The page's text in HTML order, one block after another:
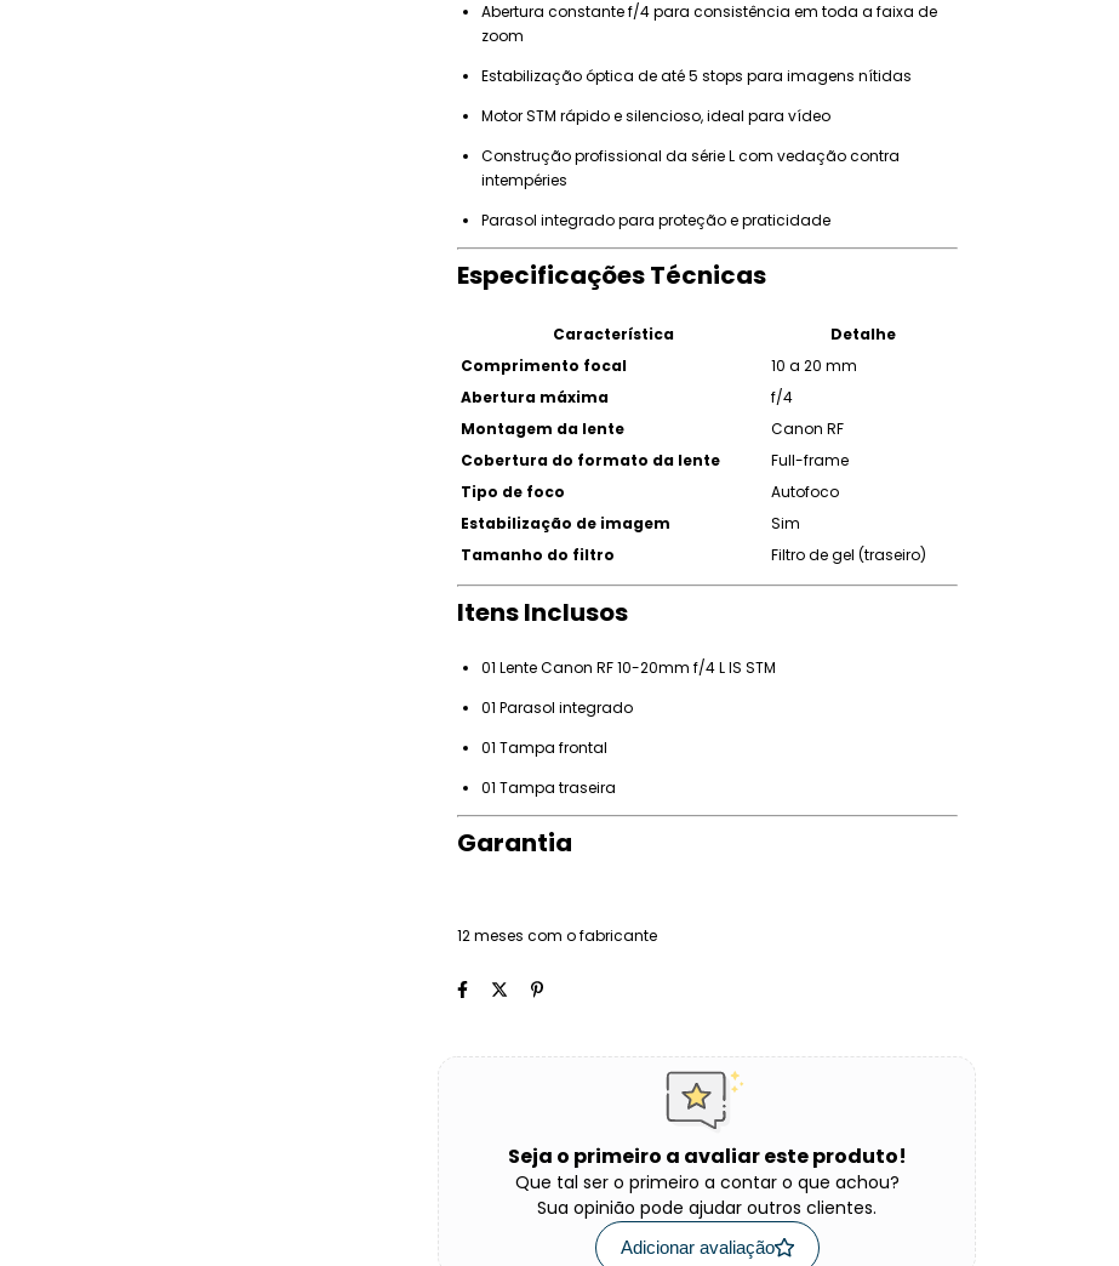
Abertura constante f/4 para consistência em toda a faixa de
zoom
Estabilização óptica de até 5 stops para imagens nítidas
Motor STM rápido e silencioso, ideal para vídeo
Construção profissional da série L com vedação contra
intempéries
Parasol integrado para proteção e praticidade
Especificações Técnicas
Característica
Detalhe
Comprimento focal
10 a 20 mm
Abertura máxima
f/4
Montagem da lente
Canon RF
Cobertura do formato da lente
Full-frame
Tipo de foco
Autofoco
Estabilização de imagem
Sim
Tamanho do filtro
Filtro de gel (traseiro)
Itens Inclusos
01 Lente Canon RF 10-20mm f/4 L IS STM
01 Parasol integrado
01 Tampa frontal
01 Tampa traseira
Garantia
12 meses com o fabricante
Seja o primeiro a avaliar este produto!
Que tal ser o primeiro a contar o que achou?
Sua opinião pode ajudar outros clientes.
Adicionar avaliação